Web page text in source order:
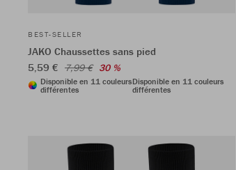
BEST-SELLER
JAKO Chaussettes sans pied
5,59 € 7,99 € 30 %
Disponible en 11 couleurs
différentes
Disponible en 11 couleurs
différentes